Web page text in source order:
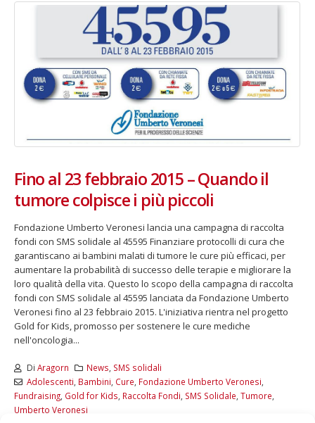
Fino al 23 febbraio 2015 – Quando il
tumore colpisce i più piccoli
Fondazione Umberto Veronesi lancia una campagna di raccolta
fondi con SMS solidale al 45595 Finanziare protocolli di cura che
garantiscano ai bambini malati di tumore le cure più efficaci, per
aumentare la probabilità di successo delle terapie e migliorare la
loro qualità della vita. Questo lo scopo della campagna di raccolta
fondi con SMS solidale al 45595 lanciata da Fondazione Umberto
Veronesi fino al 23 febbraio 2015. L'iniziativa rientra nel progetto
Gold for Kids, promosso per sostenere le cure mediche
nell'oncologia...
Di Aragorn News SMS solidali
Adolescenti Bambini Cure Fondazione Umberto Veronesi
Fundraising Gold for Kids Raccolta Fondi SMS Solidale Tumore
Umberto Veronesi